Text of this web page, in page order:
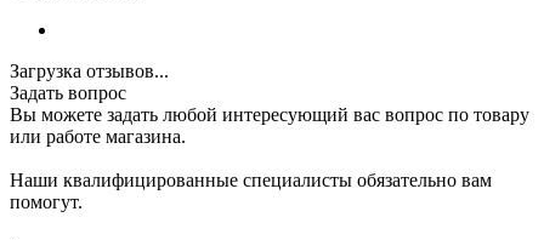
Загрузка отзывов...
Задать вопрос
Вы можете задать любой интересующий вас вопрос по товару
или работе магазина.
Наши квалифицированные специалисты обязательно вам
помогут.